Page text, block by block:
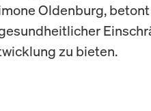
Oldenburg,
zu bieten.